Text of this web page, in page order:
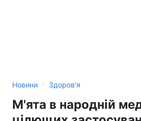
Новини › Здоров'я
М'ята в народній